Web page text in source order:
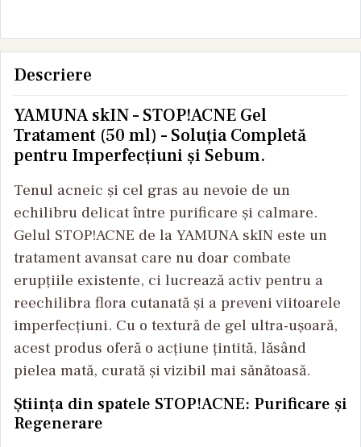
Descriere
YAMUNA skIN – STOP!ACNE Gel
Tratament (50 ml) – Soluția Completă
pentru Imperfecțiuni și Sebum.
Tenul acneic și cel gras au nevoie de un
echilibru delicat între purificare și calmare.
Gelul STOP!ACNE de la YAMUNA skIN este un
tratament avansat care nu doar combate
erupțiile existente, ci lucrează activ pentru a
reechilibra flora cutanată și a preveni viitoarele
imperfecțiuni. Cu o textură de gel ultra-ușoară,
acest produs oferă o acțiune țintită, lăsând
pielea mată, curată și vizibil mai sănătoasă.
Știința din spatele STOP!ACNE: Purificare și
Regenerare